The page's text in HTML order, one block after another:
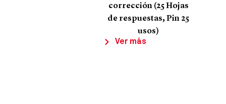
corrección (25 Hojas
de respuestas, Pin 25
usos)
Ver más